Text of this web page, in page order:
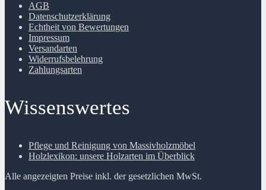
AGB
Datenschutzerklärung
Echtheit von Bewertungen
Impressum
Versandarten
Widerrufsbelehrung
Zahlungsarten
Wissenswertes
Pflege und Reinigung von Massivholzmöbel
Holzlexikon: unsere Holzarten im Überblick
Alle angezeigten Preise inkl. der gesetzlichen MwSt.